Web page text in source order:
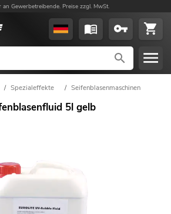
Gewerbetreibende. Preise zzgl. MwSt.
/ Spezialeffekte / Seifenblasenmaschinen
5l gelb